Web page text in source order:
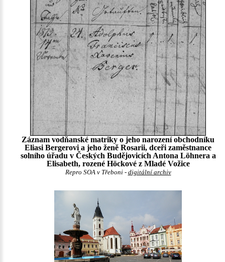
Záznam vodňanské matriky o jeho narození obchodníku
Eliasi Bergerovi a jeho ženě Rosarii, dceři zaměstnance
solního úřadu v Českých Budějovicích Antona Löhnera a
Elisabeth, rozené Höckové z Mladé Vožice
Repro SOA v Třeboni - digitální archiv